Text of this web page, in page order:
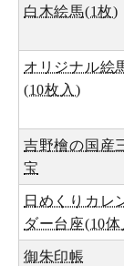
白木絵馬(1枚)
オリジナル絵
(10枚入)
吉野檜の国産
宝
日めくりカレ
ダー台座(10体
御朱印帳